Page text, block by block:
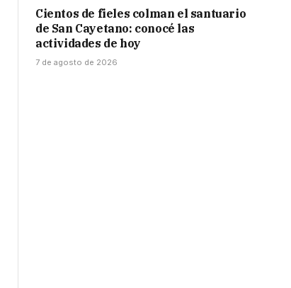
Cientos de fieles colman el santuario
de San Cayetano: conocé las
actividades de hoy
7 de agosto de 2026